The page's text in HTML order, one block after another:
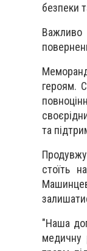
безпеки
Важливо
героям.
та
стоїть
"Наша
медичну